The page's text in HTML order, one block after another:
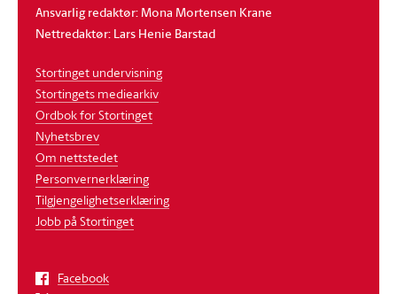
Ansvarlig redaktør: Mona Mortensen Krane
Nettredaktør: Lars Henie Barstad
Stortinget undervisning
Stortingets mediearkiv
Ordbok for Stortinget
Nyhetsbrev
Om nettstedet
Personvernerklæring
Tilgjengelighetserklæring
Jobb på Stortinget
Facebook